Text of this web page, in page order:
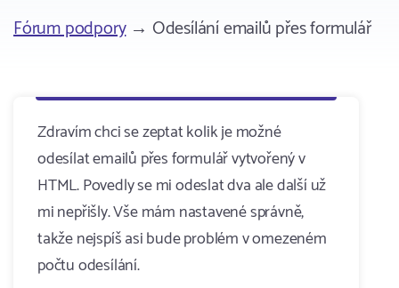
Fórum podpory→ Odesílání emailů přes formulář
Zdravím chci se zeptat kolik je možné
odesílat emailů přes formulář vytvořený v
HTML. Povedly se mi odeslat dva ale další už
mi nepřišly. Vše mám nastavené správně,
takže nejspíš asi bude problém v omezeném
počtu odesílání.